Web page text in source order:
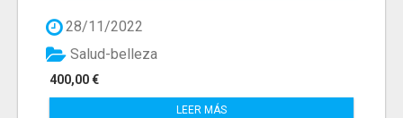
28/11/2022
400,00 €
Salud-belleza
LEER MÁS